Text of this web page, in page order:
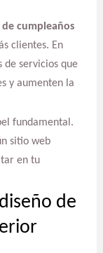
de cumpleaños
clientes. En
de servicios que
y aumenten la
fundamental.
sitio web
en tu
de